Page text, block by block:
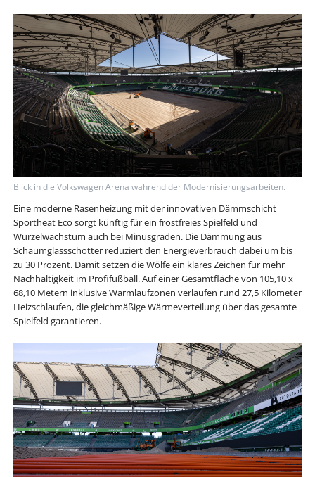
Blick in die Volkswagen Arena während der Modernisierungsarbeiten.
Eine moderne Rasenheizung mit der innovativen Dämmschicht
Sportheat Eco sorgt künftig für ein frostfreies Spielfeld und
Wurzelwachstum auch bei Minusgraden. Die Dämmung aus
Schaumglassschotter reduziert den Energieverbrauch dabei um bis
zu 30 Prozent. Damit setzen die Wölfe ein klares Zeichen für mehr
Nachhaltigkeit im Profifußball. Auf einer Gesamtfläche von 105,10 x
68,10 Metern inklusive Warmlaufzonen verlaufen rund 27,5 Kilometer
Heizschlaufen, die gleichmäßige Wärmeverteilung über das gesamte
Spielfeld garantieren.